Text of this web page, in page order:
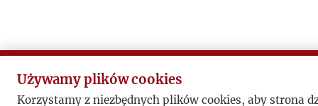
Używamy plików cookies
Korzystamy z niezbędnych plików cookies, aby strona